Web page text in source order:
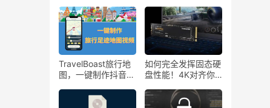
圈了！
支持Windows和
macOS
TravelBoast旅行地
图，一键制作抖音旅
如何完全发挥固态硬
盘性能！4K对齐你